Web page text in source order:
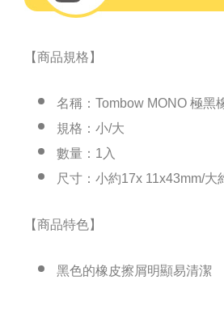
【商品規格】
名稱：Tombow MONO 極黑
規格：小/大
數量：1入
尺寸：小約17x 11x43mm/大
【商品特色】
黑色的橡皮擦屑明顯易清潔